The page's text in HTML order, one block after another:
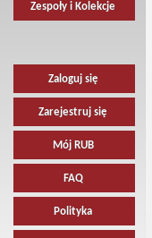
Zespoły i Kolekcje
Zaloguj się
Zarejestruj się
Mój RUB
FAQ
Polityka